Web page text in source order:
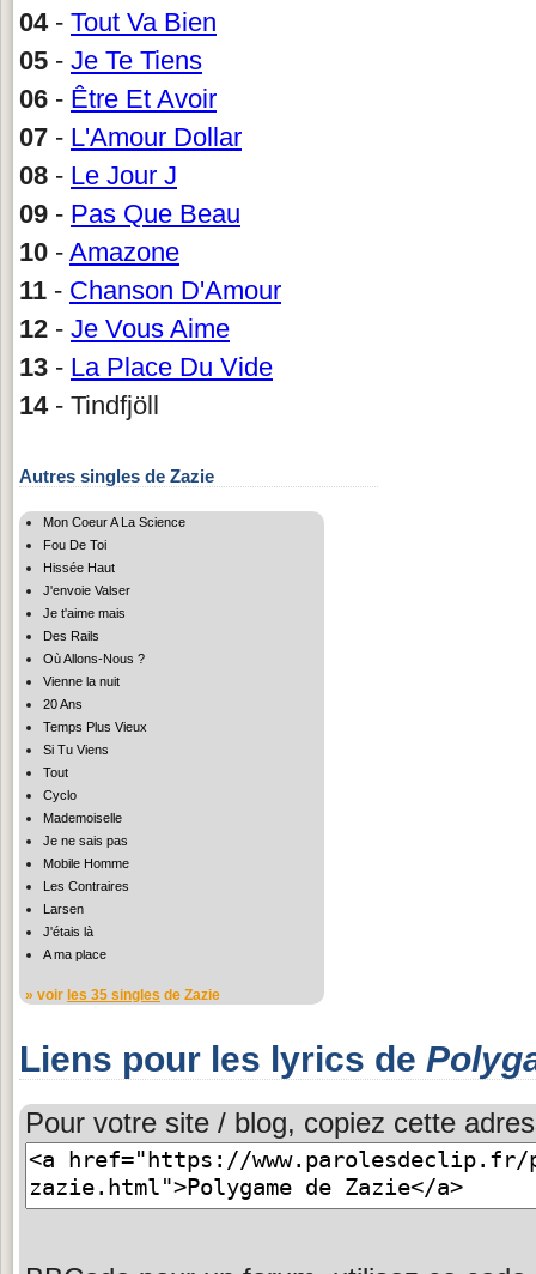
04- Tout Va Bien
05 - Je Te Tiens
06 - Être Et Avoir
07 - L'Amour Dollar
08 - Le Jour J
09 - Pas Que Beau
10 - Amazone
11 - Chanson D'Amour
12 - Je Vous Aime
13 - La Place Du Vide
14- Tindfjöll
Autres singles de Zazie
Mon Coeur A La Science
Fou De Toi
Hissée Haut
J'envoie Valser
Je t'aime mais
Des Rails
Où Allons-Nous ?
Vienne la nuit
20 Ans
Temps Plus Vieux
Si Tu Viens
Tout
Cyclo
Mademoiselle
Je ne sais pas
Mobile Homme
Les Contraires
Larsen
J'étais là
A ma place
» voir les 35 singles de Zazie
Liens pour les lyrics de
Pour votre site / blog, copiez cette